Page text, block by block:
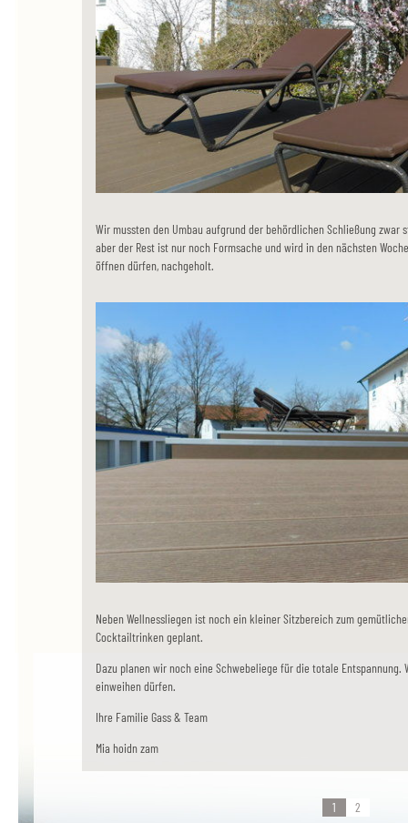
Wir mussten den Umbau aufgrund der behördlichen Schließung zwar
aber der Rest ist nur noch Formsache und wird in den nächsten
öffnen dürfen, nachgeholt.
Neben Wellnessliegen ist noch ein kleiner Sitzbereich zum
Cocktailtrinken geplant.
Dazu planen wir noch eine Schwebeliege für die totale
einweihen dürfen.
Ihre Familie Gass & Team
Mia hoidn zam
1 2